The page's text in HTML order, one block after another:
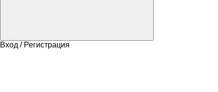
Вход / Регистрация